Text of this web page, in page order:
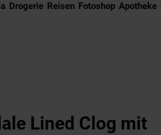
Drogerie Externer Link:
Reisen Externer Link:
Fotoshop Externer
Apotheke
Lined Clog mit